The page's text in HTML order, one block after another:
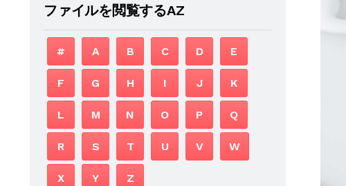
ファイルを閲覧するAZ
# A B C D E
F G H I J K
L M N O P Q
R S T U V W
X Y Z